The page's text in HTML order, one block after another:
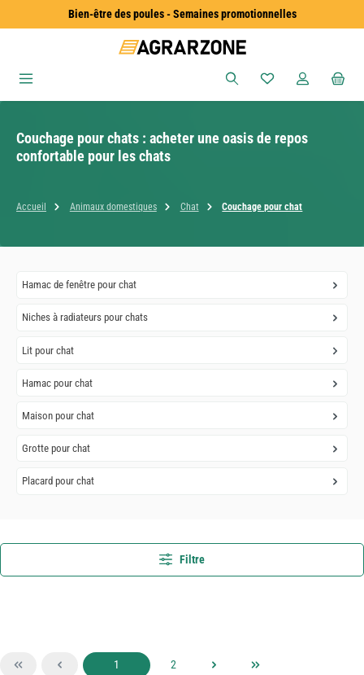
Passer au contenu principalBien-être des poules - Semaines promotionnelles
Vous avez 0
Couchage pour chats : acheter une oasis de repos
confortable pour les chats
Accueil Animaux domestiques Chat Couchage pour chat
Hamac de fenêtre pour chat
Niches à radiateurs pour chats
Lit pour chat
Hamac pour chat
Maison pour chat
Grotte pour chat
Placard pour chat
Filtre
Page
1 Page
2